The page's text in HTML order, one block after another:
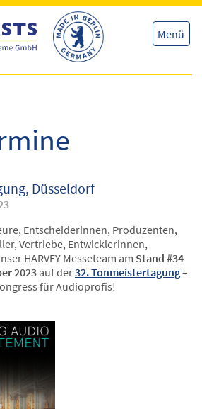
Menü
Düsseldorf
Entscheiderinnen, Produzenten,
Vertriebe, Entwicklerinnen,
HARVEY Messeteam am Stand #34
2023 auf der32. Tonmeistertagung–
für Audioprofis!